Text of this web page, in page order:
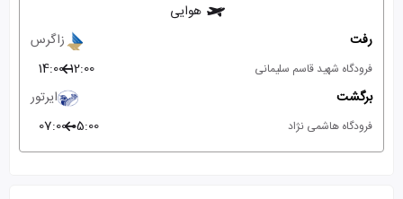
هوایی
رفت
زاگرس
فرودگاه شهید قاسم سلیمانی 12:00
14:00
برگشت
ایرتور
فرودگاه هاشمی نژاد 05:00
07:00